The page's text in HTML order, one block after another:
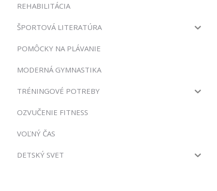
REHABILITÁCIA
ŠPORTOVÁ LITERATÚRA
POMÔCKY NA PLÁVANIE
MODERNÁ GYMNASTIKA
TRÉNINGOVÉ POTREBY
OZVUČENIE FITNESS
VOĽNÝ ČAS
DETSKÝ SVET